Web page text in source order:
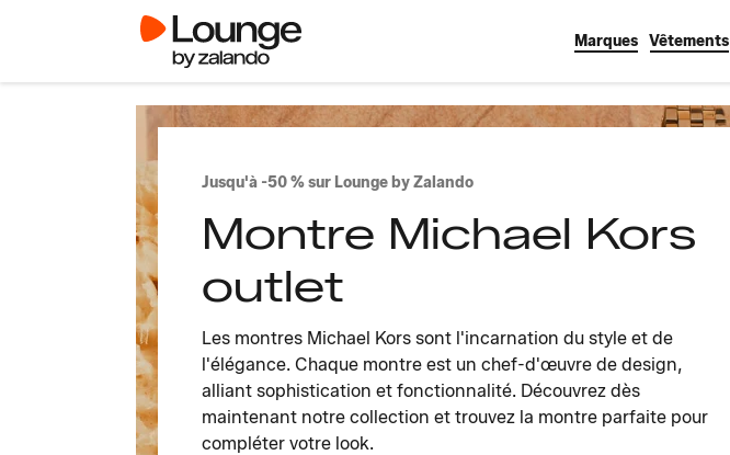
Marques Vêtements
Jusqu'à -50 % sur Lounge by Zalando
Montre Michael Kors
outlet
Les montres Michael Kors sont l'incarnation du style et de
l'élégance. Chaque montre est un chef-d'œuvre de design,
alliant sophistication et fonctionnalité. Découvrez dès
maintenant notre collection et trouvez la montre parfaite pour
compléter votre look.